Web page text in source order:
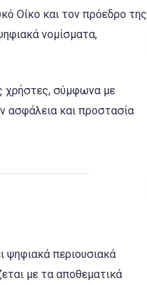
Οίκο και τον πρόεδρο της
νομίσματα,
χρήστες, σύμφωνα με
ασφάλεια και προστασία
ψηφιακά περιουσιακά
με τα αποθεματικά